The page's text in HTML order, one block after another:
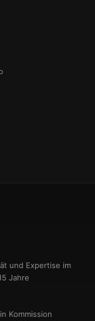
und Expertise im
Jahre
Kommission